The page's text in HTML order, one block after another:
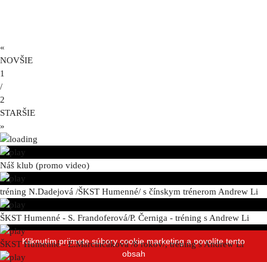
Kliknutím prijmete súbory cookie marketing a povolíte tento
obsah
«
NOVŠIE
1
/
2
STARŠIE
»
Náš klub (promo video)
tréning N.Dadejová /ŠKST Humenné/ s čínskym trénerom Andrew Li
ŠKST Humenné - S. Frandoferová/P. Černiga - tréning s Andrew Li
ŠKST Humenné - E.Marcinčáková /8 rokov/, tréning s Andrew Li